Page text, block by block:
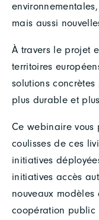
mais aussi
À travers le projet
territoires
solutions
plus durable et
Ce webinaire
coulisses de ces
initiatives
initiatives accès
nouveaux
coopération public